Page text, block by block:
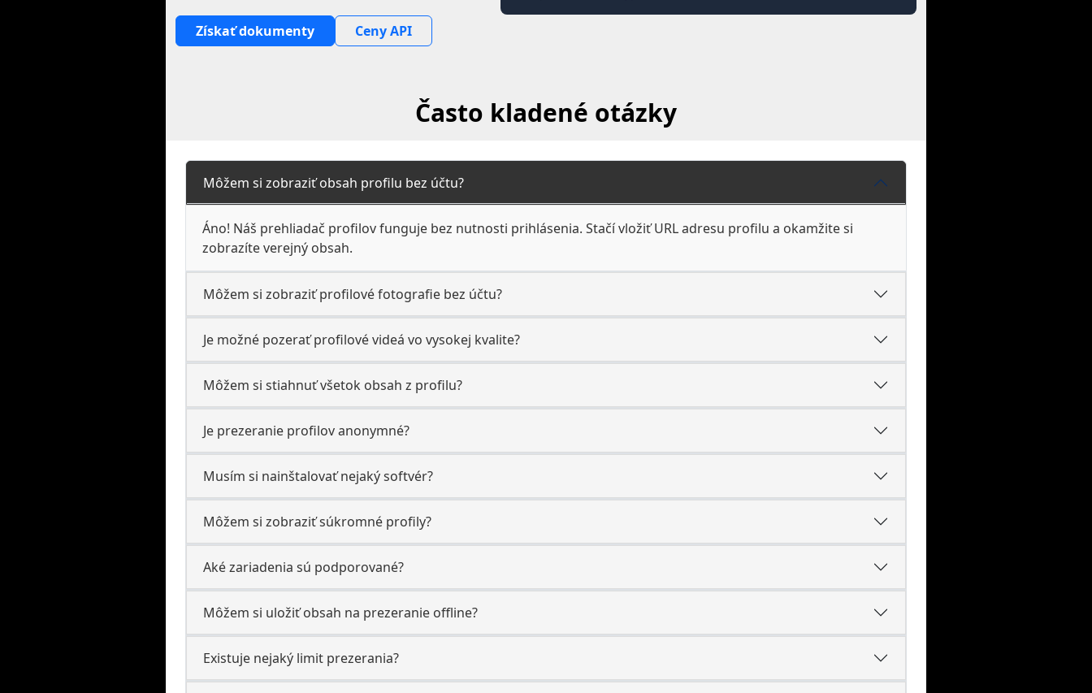
Získať dokumenty Ceny API
Často kladené otázky
Môžem si zobraziť obsah profilu bez účtu?
Áno! Náš prehliadač profilov funguje bez nutnosti prihlásenia. Stačí vložiť URL adresu profilu a okamžite si
zobrazíte verejný obsah.
Môžem si zobraziť profilové fotografie bez účtu?
Je možné pozerať profilové videá vo vysokej kvalite?
Môžem si stiahnuť všetok obsah z profilu?
Je prezeranie profilov anonymné?
Musím si nainštalovať nejaký softvér?
Môžem si zobraziť súkromné profily?
Aké zariadenia sú podporované?
Môžem si uložiť obsah na prezeranie offline?
Existuje nejaký limit prezerania?